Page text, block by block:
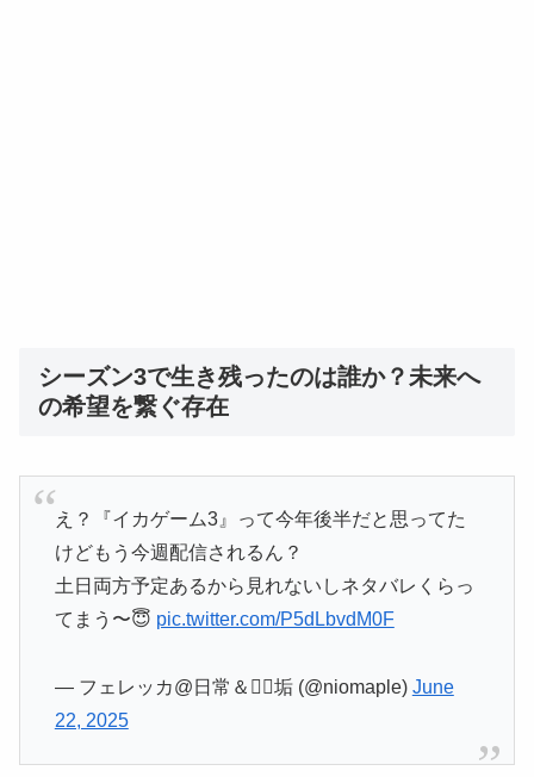
シーズン3で生き残ったのは誰か？未来へ
の希望を繋ぐ存在
え？『イカゲーム3』って今年後半だと思ってた
けどもう今週配信されるん？
土日両方予定あるから見れないしネタバレくらっ
てまう〜😇 pic.twitter.com/P5dLbvdM0F
— フェレッカ@日常＆🧗‍♂️垢 (@niomaple) June
22, 2025